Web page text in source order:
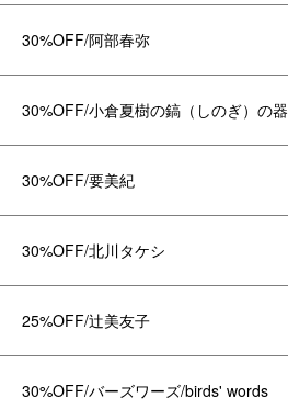
30%OFF/阿部春弥
30%OFF/小倉夏樹の鎬（しのぎ）の器
30%OFF/要美紀
30%OFF/北川タケシ
25%OFF/辻美友子
30%OFF/バーズワーズ/birds' words